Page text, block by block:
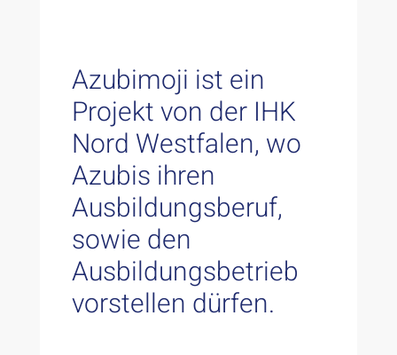
Azubimoji ist ein
Projekt von der IHK
Nord Westfalen, wo
Azubis ihren
Ausbildungsberuf,
sowie den
Ausbildungsbetrieb
vorstellen dürfen.